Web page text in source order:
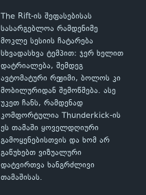
The Rift-ის შეფასებისას
სასარგებლოა რამდენიმე
მოკლე სესიის ჩატარება
სხვადასხვა ტემპით: ჯერ ხელით
დატრიალება, შემდეგ
ავტომატური რეჟიმი, ბოლოს კი
მობილურიდან შემოწმება. ასე
უკეთ ჩანს, რამდენად
კომფორტულია Thunderkick-ის
ეს თამაში ყოველდღიური
გამოყენებისთვის და ხომ არ
გაწუხებთ ვიზუალური
დატვირთვა ხანგრძლივი
თამაშისას.